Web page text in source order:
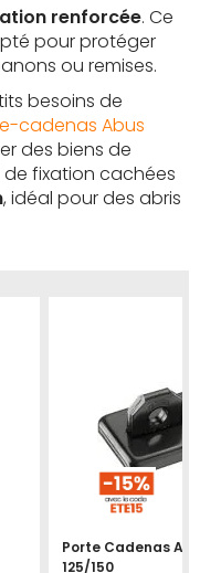
renforcée. Ce
pour protéger
ou remises.
besoins de
cadenas Abus
des biens de
de fixation cachées
, idéal pour des abris
Porte Cadenas
125/150